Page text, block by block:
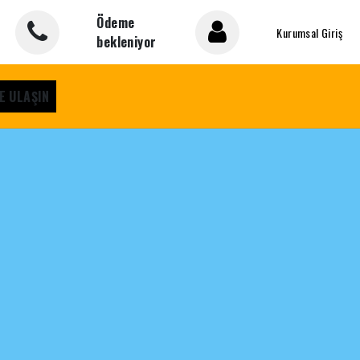
Ödeme
bekleniyor
Kurumsal Giriş
ULAŞIN